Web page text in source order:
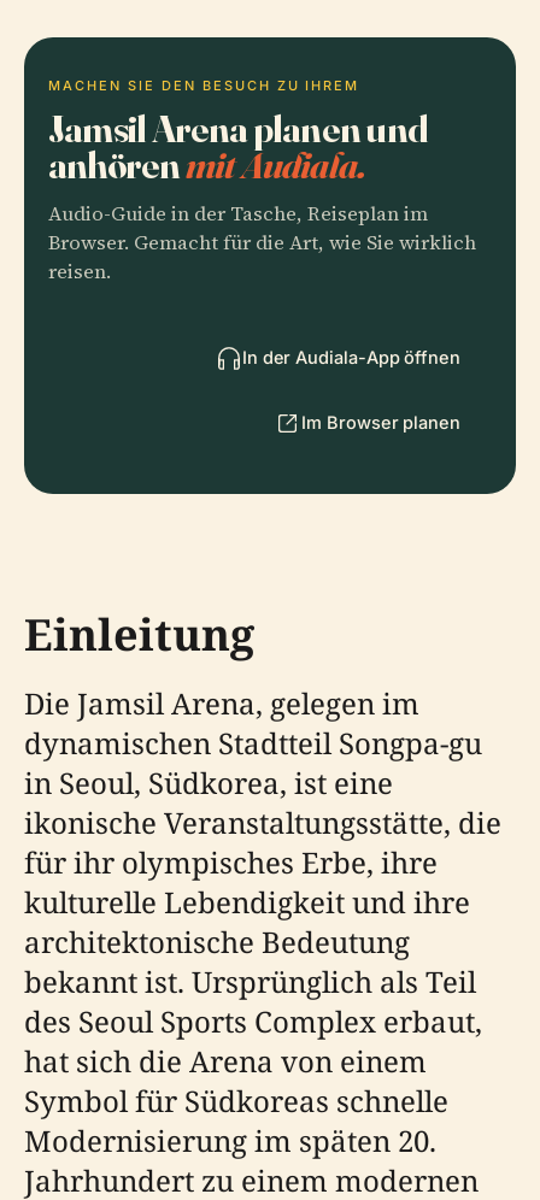
MACHEN SIE DEN BESUCH ZU IHREM
Jamsil Arena planen und
anhörenmit Audiala.
Audio-Guide in der Tasche, Reiseplan im
Browser. Gemacht für die Art, wie Sie wirklich
reisen.
In der Audiala-App öffnen
Im Browser planen
Einleitung
Die Jamsil Arena, gelegen im
dynamischen Stadtteil Songpa-gu
in Seoul, Südkorea, ist eine
ikonische Veranstaltungsstätte, die
für ihr olympisches Erbe, ihre
kulturelle Lebendigkeit und ihre
architektonische Bedeutung
bekannt ist. Ursprünglich als Teil
des Seoul Sports Complex erbaut,
hat sich die Arena von einem
Symbol für Südkoreas schnelle
Modernisierung im späten 20.
Jahrhundert zu einem modernen